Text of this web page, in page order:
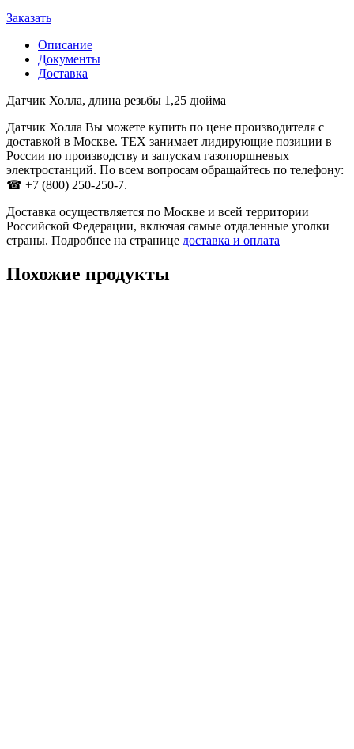
Заказать
Описание
Документы
Доставка
Датчик Холла, длина резьбы 1,25 дюйма
Датчик Холла Вы можете купить по цене производителя с
доставкой в Москве. ТЕХ занимает лидирующие позиции в
России по производству и запускам газопоршневых
электростанций. По всем вопросам обращайтесь по телефону:
☎ +7 (800) 250-250-7.
Доставка осуществляется по Москве и всей территории
Российской Федерации, включая самые отдаленные уголки
страны. Подробнее на странице доставка и оплата
Похожие продукты